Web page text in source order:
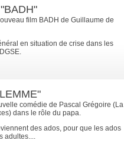
film BADH de Guillaume de
en situation de crise dans les
comédie de Pascal Grégoire (La
dans le rôle du papa.
des ados, pour que les ados
adultes....